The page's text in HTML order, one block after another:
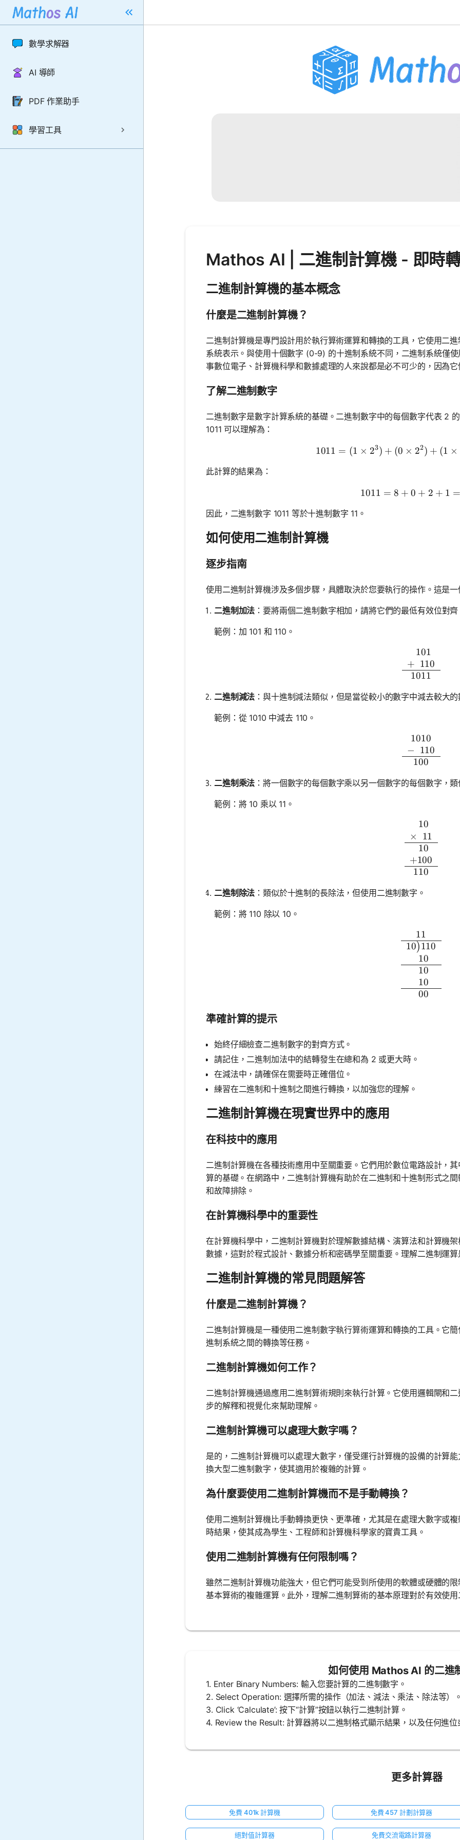
數學求解器
AI 導師
PDF 作業助手
學習工具
Mathos AI | 二進制計算機 - 即時
二進制計算機的基本概念
什麼是二進制計算機？
二進制計算機是專門設計用於執行算術運算和轉換的工具，它使用二
系統表示。與使用十個數字 (0-9) 的十進制系統不同，二進制系統僅
事數位電子、計算機科學和數據處理的人來說都是必不可少的，因為
了解二進制數字
二進制數字是數字計算系統的基礎。二進制數字中的每個數字代表 2
1011 可以理解為：
1011 =
1011 = (1 × 23) + (0 × 22) + (1 ×
此計算的結果為：
1011 = 8
1011 = 8 + 0 + 2 + 1 =
因此，二進制數字 1011 等於十進制數字 11。
如何使用二進制計算機
逐步指南
使用二進制計算機涉及多個步驟，具體取決於您要執行的操作。這是一
二進制加法 ：要將兩個二進制數字相加，請將它們的最低有效位對
範例：加 101 和 110。
101
+ 110
1011
二進制減法 ：與十進制減法類似，但是當從較小的數字中減去較大
範例：從 1010 中減去 110。
1010
− 110
100
二進制乘法 ：將一個數字的每個數字乘以另一個數字的每個數字，
範例：將 10 乘以 11。
10
×
11
10
+100
110
二進制除法 ：類似於十進制的長除法，但使用二進制數字。
範例：將 110 除以 10。
11
10)110
10
10
10
000
準確計算的提示
始終仔細檢查二進制數字的對齊方式。
請記住，二進制加法中的結轉發生在總和為 2 或更大時。
在減法中，請確保在需要時正確借位。
練習在二進制和十進制之間進行轉換，以加強您的理解。
二進制計算機在現實世界中的應用
在科技中的應用
二進制計算機在各種技術應用中至關重要。它們用於數位電路設計，
算的基礎。在網路中，二進制計算機有助於在二進制和十進制形式之
和故障排除。
在計算機科學中的重要性
在計算機科學中，二進制計算機對於理解數據結構、演算法和計算機
數據，這對於程式設計、數據分析和密碼學至關重要。理解二進制運
二進制計算機的常見問題解答
什麼是二進制計算機？
二進制計算機是一種使用二進制數字執行算術運算和轉換的工具。它
進制系統之間的轉換等任務。
二進制計算機如何工作？
二進制計算機通過應用二進制算術規則來執行計算。它使用邏輯閘和
步的解釋和視覺化來幫助理解。
二進制計算機可以處理大數字嗎？
是的，二進制計算機可以處理大數字，僅受運行計算機的設備的計算
換大型二進制數字，使其適用於複雜的計算。
為什麼要使用二進制計算機而不是手動轉換？
使用二進制計算機比手動轉換更快、更準確，尤其是在處理大數字或
時結果，使其成為學生、工程師和計算機科學家的寶貴工具。
使用二進制計算機有任何限制嗎？
雖然二進制計算機功能強大，但它們可能受到所使用的軟體或硬體的
基本算術的複雜運算。此外，理解二進制算術的基本原理對於有效使用
如何使用 Mathos AI 的二進
1. Enter Binary Numbers: 輸入您要計算的二進制數字。
2. Select Operation: 選擇所需的操作（加法、減法、乘法、除法等）。
3. Click ‘Calculate’: 按下“計算”按鈕以執行二進制計算。
4. Review the Result: 計算器將以二進制格式顯示結果，以及任何進位
更多計算器
免費 401k 計算機 免費 457 計劃計算器
絕對值計算器 免費交流電路計算器